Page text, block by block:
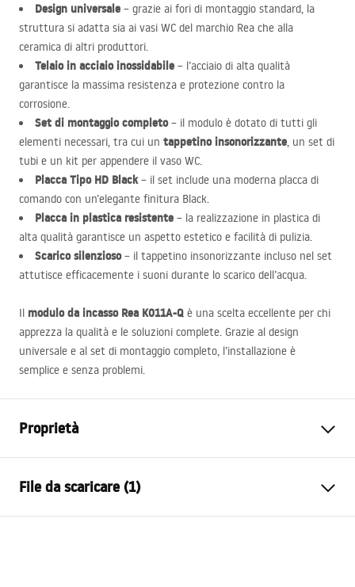
Design universale – grazie ai fori di montaggio standard, la
struttura si adatta sia ai vasi WC del marchio Rea che alla
ceramica di altri produttori.
Telaio in acciaio inossidabile – l’acciaio di alta qualità
garantisce la massima resistenza e protezione contro la
corrosione.
Set di montaggio completo– il modulo è dotato di tutti gli
elementi necessari, tra cui un tappetino insonorizzante, un set di
tubi e un kit per appendere il vaso WC.
Placca Tipo HD Black– il set include una moderna placca di
comando con un’elegante finitura Black.
Placca in plastica resistente – la realizzazione in plastica di
alta qualità garantisce un aspetto estetico e facilità di pulizia.
Scarico silenzioso– il tappetino insonorizzante incluso nel set
attutisce efficacemente i suoni durante lo scarico dell’acqua.
Il modulo da incasso Rea K011A-Q è una scelta eccellente per chi
apprezza la qualità e le soluzioni complete. Grazie al design
universale e al set di montaggio completo, l’installazione è
semplice e senza problemi.
Proprietà
Modello
Pulsanti di scarico compatibili
Tipo HD
File da scaricare (1)